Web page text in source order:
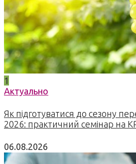
1
Актуально
Як підготуватися до сезону
2026: практичний семінар на
06.08.2026